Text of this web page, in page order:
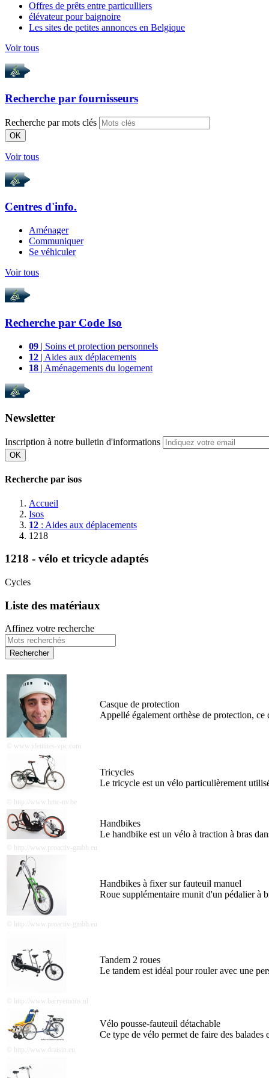
Offres de prêts entre particulliers
élévateur pour baignoire
Les sites de petites annonces en Belgique
Voir tous
Recherche par fournisseurs
Recherche par mots clés
OK
Voir tous
Centres d'info.
Aménager
Communiquer
Se véhiculer
Voir tous
Recherche par Code Iso
09 | Soins et protection personnels
12 | Aides aux déplacements
18 | Aménagements du logement
Newsletter
Inscription à notre bulletin d'informations
OK
Recherche par isos
Accueil
Isos
12 : Aides aux déplacements
1218
1218 - vélo et tricycle adaptés
Cycles
Liste des matériaux
Affinez votre recherche
© www.identites-vpc.com
Casque de protection
Appellé également orthèse de protection, ce
© http://www.hmc-nv.be
Tricycles
Le tricycle est un vélo particulièrement
© http://www.proactiv-gmbh.eu
Handbikes
Le handbike est un vélo à traction à bras
© http://www.proactiv-gmbh.eu
Handbikes à fixer sur fauteuil manuel
Roue supplémentaire munit d'un pédalier à
© http://www.barryemons.nl
Tandem 2 roues
Le tandem est idéal pour rouler avec une
© http://www.draisin.eu
Vélo pousse-fauteuil détachable
Ce type de vélo permet de faire des